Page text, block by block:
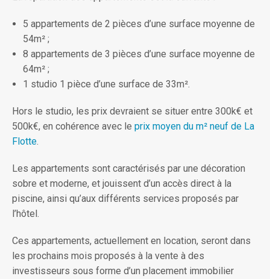
5 appartements de 2 pièces d’une surface moyenne de
54m² ;
8 appartements de 3 pièces d’une surface moyenne de
64m² ;
1 studio 1 pièce d’une surface de 33m².
Hors le studio, les prix devraient se situer entre 300k€ et
500k€, en cohérence avec le prix moyen du m² neuf de La
Flotte.
Les appartements sont caractérisés par une décoration
sobre et moderne, et jouissent d’un accès direct à la
piscine, ainsi qu’aux différents services proposés par
l’hôtel.
Ces appartements, actuellement en location, seront dans
les prochains mois proposés à la vente à des
investisseurs sous forme d’un placement immobilier